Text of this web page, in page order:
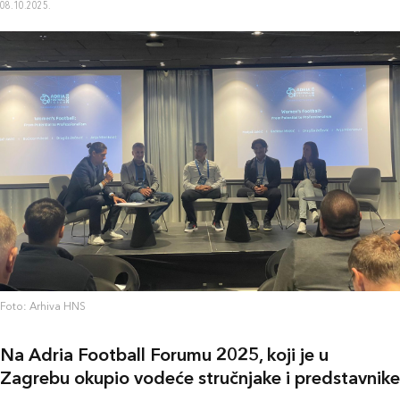
08.10.2025.
Foto: Arhiva HNS
Na Adria Football Forumu 2025, koji je u
Zagrebu okupio vodeće stručnjake i predstavnike